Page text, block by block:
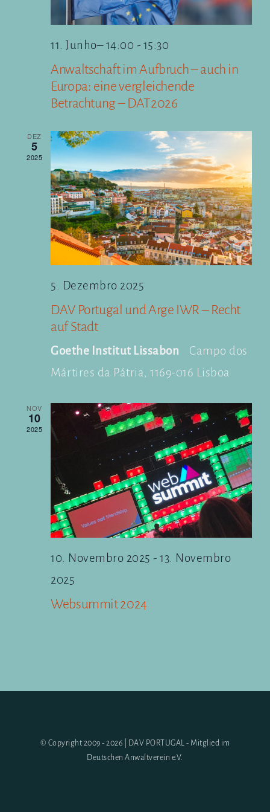
11. Junho– 14:00 - 15:30
Anwaltschaft im Aufbruch – auch in
Europa: eine vergleichende
Betrachtung – DAT2026
DEZ
5
2025
5. Dezembro 2025
DAV Portugal und Arge IWR – Recht
auf Stadt
Goethe Institut Lissabon
Campo dos
Mártires da Pátria, 1169-016 Lisboa
NOV
10
2025
10. Novembro 2025 - 13. Novembro
2025
Websummit 2024
© Copyright 2009 - 2026 | DAV PORTUGAL - Mitglied im
Deutschen Anwaltverein e.V.